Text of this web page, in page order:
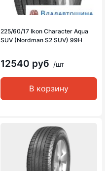
225/60/17 Ikon Character Aqua
SUV (Nordman S2 SUV) 99H
12540 руб /шт
В корзину